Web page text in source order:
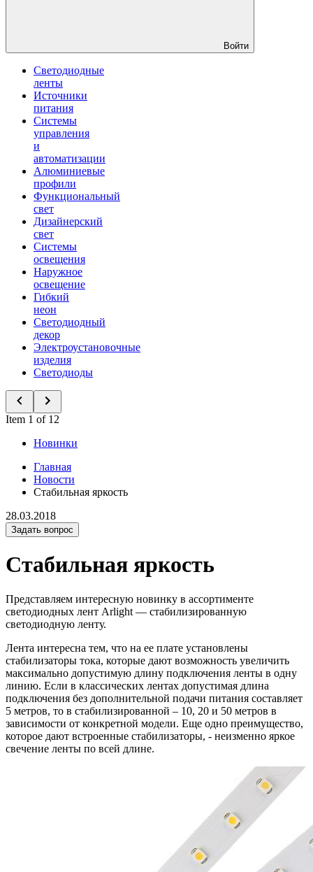
Войти
Светодиодные
ленты
Источники
питания
Системы
управления
и
автоматизации
Алюминиевые
профили
Функциональный
свет
Дизайнерский
свет
Системы
освещения
Наружное
освещение
Гибкий
неон
Светодиодный
декор
Электроустановочные
изделия
Светодиоды
Item 1 of 12
Новинки
Главная
Новости
Стабильная яркость
28.03.2018
Задать вопрос
Стабильная яркость
Представляем интересную новинку в ассортименте
светодиодных лент Arlight — стабилизированную
светодиодную ленту.
Лента интересна тем, что на ее плате установлены
стабилизаторы тока, которые дают возможность увеличить
максимально допустимую длину подключения ленты в одну
линию. Если в классических лентах допустимая длина
подключения без дополнительной подачи питания составляет
5 метров, то в стабилизированной – 10, 20 и 50 метров в
зависимости от конкретной модели. Еще одно преимущество,
которое дают встроенные стабилизаторы, - неизменно яркое
свечение ленты по всей длине.